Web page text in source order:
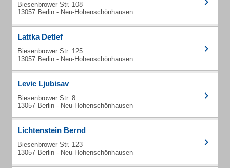
Biesenbrower Str. 108
13057 Berlin - Neu-Hohenschönhausen
Lattka Detlef
Biesenbrower Str. 125
13057 Berlin - Neu-Hohenschönhausen
Levic Ljubisav
Biesenbrower Str. 8
13057 Berlin - Neu-Hohenschönhausen
Lichtenstein Bernd
Biesenbrower Str. 123
13057 Berlin - Neu-Hohenschönhausen